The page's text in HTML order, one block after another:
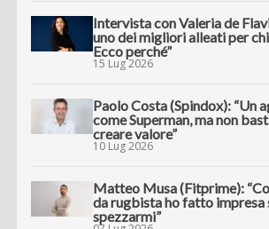
Intervista con Valeria de
uno dei migliori alleati per
Ecco perché”
15 Lug 2026
Paolo Costa (Spindox): “Un
come Superman, ma non
creare valore”
10 Lug 2026
Matteo Musa (Fitprime):
da rugbista ho fatto impresa
spezzarmi”